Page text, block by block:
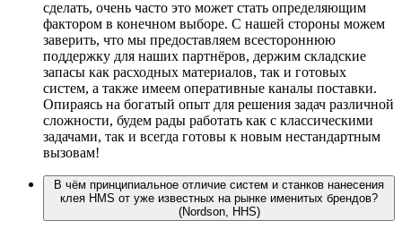
сделать, очень часто это может стать определяющим
фактором в конечном выборе. С нашей стороны можем
заверить, что мы предоставляем всестороннюю
поддержку для наших партнёров, держим складские
запасы как расходных материалов, так и готовых
систем, а также имеем оперативные каналы поставки.
Опираясь на богатый опыт для решения задач различной
сложности, будем рады работать как с классическими
задачами, так и всегда готовы к новым нестандартным
вызовам!
В чём принципиальное отличие систем и станков нанесения
клея HMS от уже известных на рынке именитых брендов?
(Nordson, HHS)